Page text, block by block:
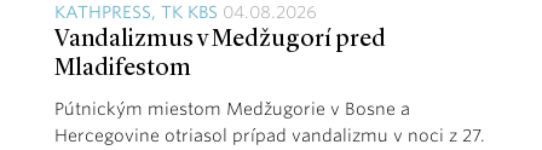
KATHPRESS, TK KBS 04.08.2026
Vandalizmus v Medžugorí pred
Mladifestom
Pútnickým miestom Medžugorie v Bosne a
Hercegovine otriasol prípad vandalizmu v noci z 27.